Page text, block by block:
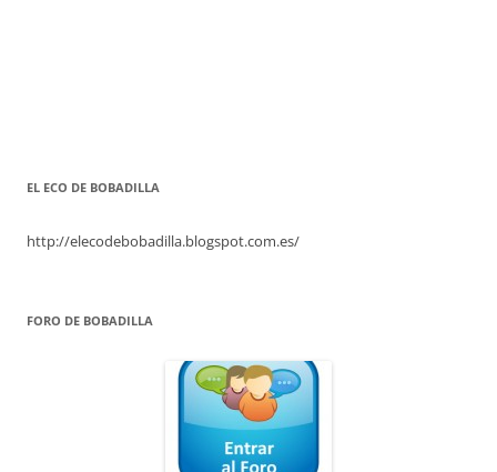
EL ECO DE BOBADILLA
http://elecodebobadilla.blogspot.com.es/
FORO DE BOBADILLA